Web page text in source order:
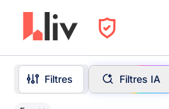
Filtres Filtres IA